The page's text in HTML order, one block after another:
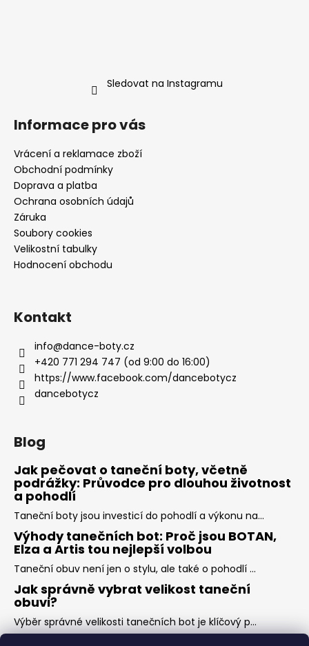
Sledovat na Instagramu
Informace pro vás
Vrácení a reklamace zboží
Obchodní podmínky
Doprava a platba
Ochrana osobních údajů
Záruka
Soubory cookies
Velikostní tabulky
Hodnocení obchodu
Kontakt
info@dance-boty.cz
+420 771 294 747 (od 9:00 do 16:00)
https://www.facebook.com/dancebotycz
dancebotycz
Blog
Jak pečovat o taneční boty, včetně
podrážky: Průvodce pro dlouhou životnost
a pohodlí
Taneční boty jsou investicí do pohodlí a výkonu na...
Výhody tanečních bot: Proč jsou BOTAN,
Elza a Artis tou nejlepší volbou
Taneční obuv není jen o stylu, ale také o pohodlí ...
Jak správně vybrat velikost taneční
obuvi?
Výběr správné velikosti tanečních bot je klíčový p...